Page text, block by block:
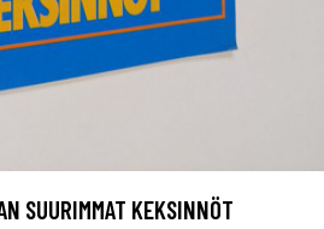
SUURIMMAT KEKSINNÖT